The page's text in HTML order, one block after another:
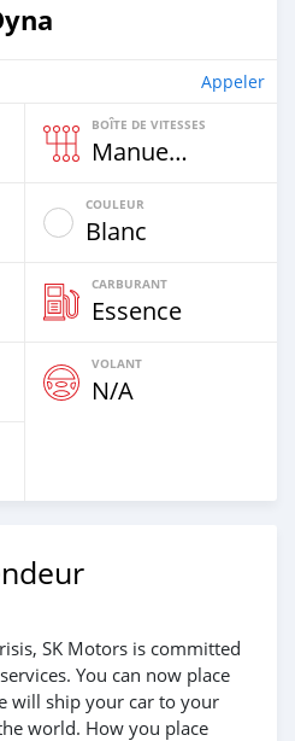
Appeler
BOÎTE DE VITESSES
Manuelle
COULEUR
Blanc
CARBURANT
Essence
VOLANT
N/A
SK Motors is committed
You can now place
will ship your car to your
world. How you place